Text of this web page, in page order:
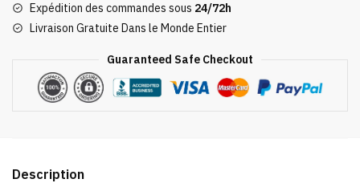
Originale
Expédition des commandes sous 24/72h
Livraison Gratuite Dans le Monde Entier
Guaranteed Safe Checkout
Description